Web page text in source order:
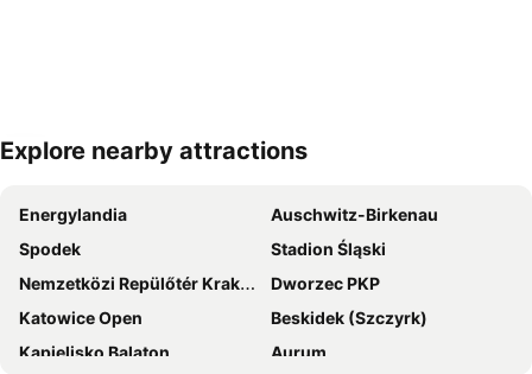
Nagy méretű térkép
Explore nearby attractions
Energylandia
Auschwitz-Birkenau
Spodek
Stadion Śląski
Nemzetközi Repülőtér Kraków Balice
Dworzec PKP
Katowice Open
Beskidek (Szczyrk)
Kąpielisko Balaton
Aurum